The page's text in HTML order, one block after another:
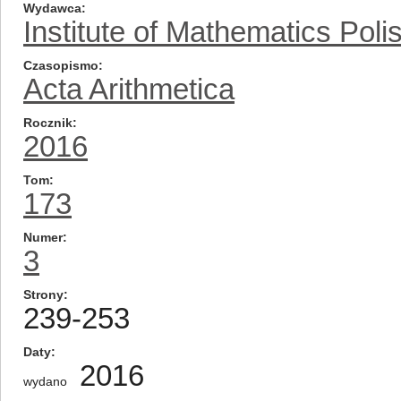
Wydawca
Institute of Mathematics
Czasopismo
Acta Arithmetica
Rocznik
2016
Tom
173
Numer
3
Strony
239-253
Daty
wydano 2016